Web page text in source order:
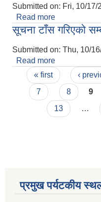
Submitted on: Fri, 10/17/
Read more
सूचना टाँस गरिएको
Submitted on: Thu, 10/
Read more
Pages
« first ‹
7
8 9
13
…
प्रमुख पर्यटकीय